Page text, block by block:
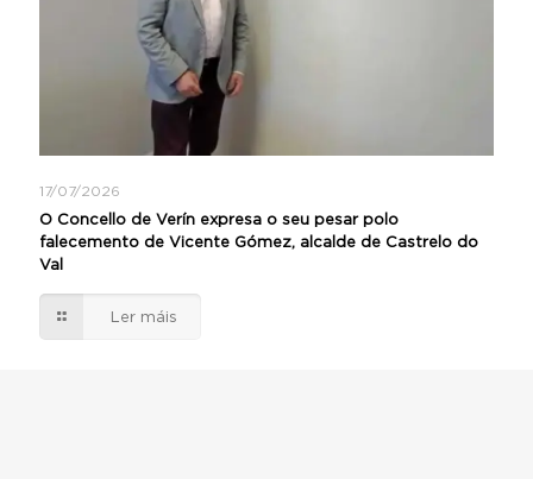
17/07/2026
O Concello de Verín expresa o seu pesar polo
falecemento de Vicente Gómez, alcalde de Castrelo do
Val
Ler máis